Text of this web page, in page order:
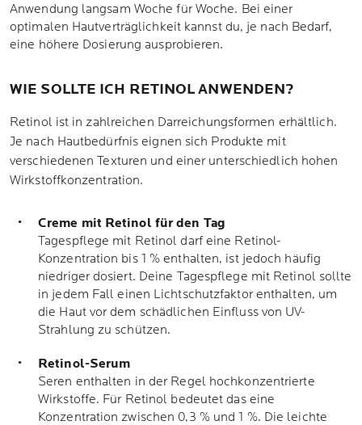
Anwendung langsam Woche für Woche. Bei einer
optimalen Hautverträglichkeit kannst du, je nach Bedarf,
eine höhere Dosierung ausprobieren.
WIE SOLLTE ICH RETINOL ANWENDEN?
Retinol ist in zahlreichen Darreichungsformen erhältlich.
Je nach Hautbedürfnis eignen sich Produkte mit
verschiedenen Texturen und einer unterschiedlich hohen
Wirkstoffkonzentration.
Creme mit Retinol für den Tag
Tagespflege mit Retinol darf eine Retinol-
Konzentration bis 1 % enthalten, ist jedoch häufig
niedriger dosiert. Deine Tagespflege mit Retinol sollte
in jedem Fall einen Lichtschutzfaktor enthalten, um
die Haut vor dem schädlichen Einfluss von UV-
Strahlung zu schützen.
Retinol-Serum
Seren enthalten in der Regel hochkonzentrierte
Wirkstoffe. Für Retinol bedeutet das eine
Konzentration zwischen 0,3 % und 1 %. Die leichte